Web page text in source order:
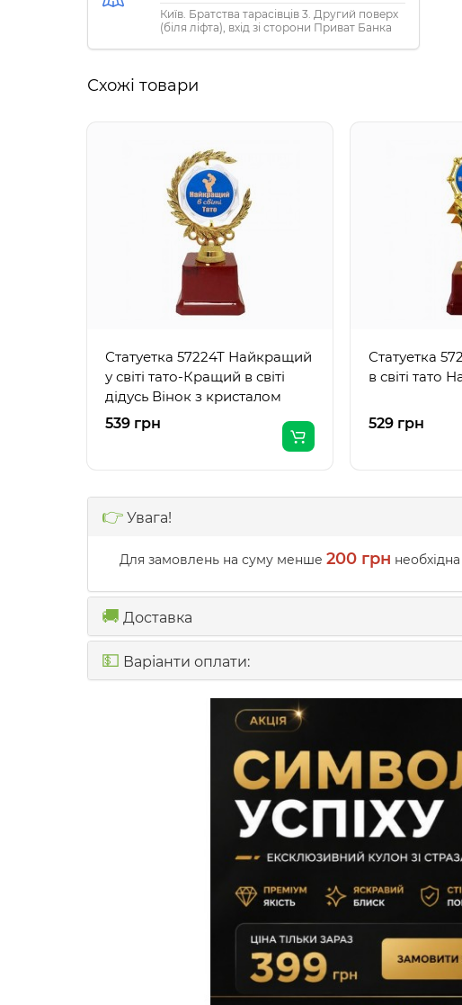
Київ. Братства тарасівців 3. Другий поверх
(біля ліфта), вхід зі сторони Приват Банка
Схожі товари
Статуетка 57224Т Найкращий
у світі тато-Кращий в світі
дідусь Вінок з кристалом
539 грн
Статуетка
в світі тато
529 грн
👉 Увага!
Для замовлень на суму менше 200 грн
🚚 Доставка
💵 Варіанти оплати: